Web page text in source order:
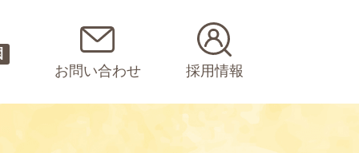
お問い合わせ 採用情報